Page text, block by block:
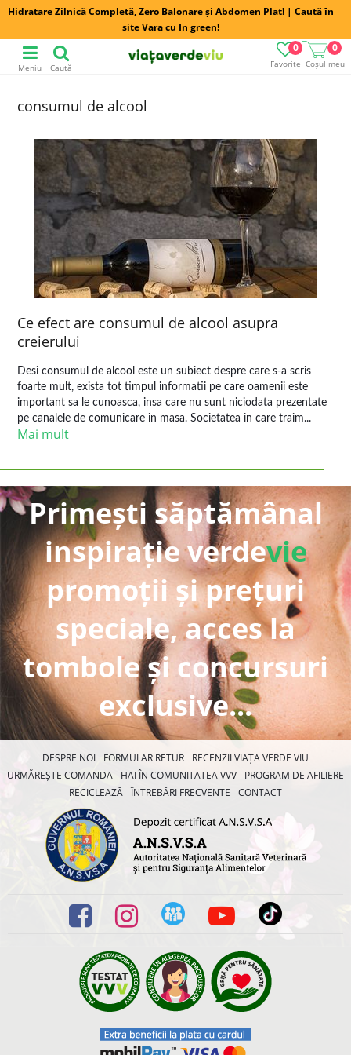
Hidratare Zilnică Completă, Zero Balonare și Abdomen Plat! | Caută în
site Vara cu In green!
Favorite
0
Coșul meu
0
Meniu Caută
consumul de alcool
Ce efect are consumul de alcool asupra
creierului
Desi consumul de alcool este un subiect despre care s-a scris
foarte mult, exista tot timpul informatii pe care oamenii este
important sa le cunoasca, insa care nu sunt niciodata prezentate
pe canalele de comunicare in masa. Societatea in care traim...
Mai mult
Primești săptămânal
inspirație verdevie
promoții și prețuri
speciale, acces la
tombole și concursuri
exclusive...
DESPRE NOI FORMULAR RETUR
RECENZII VIAȚA VERDE VIU
URMĂREȘTE COMANDA
HAI ÎN COMUNITATEA VVV
PROGRAM DE AFILIERE
RECICLEAZĂ ÎNTREBĂRI FRECVENTE CONTACT